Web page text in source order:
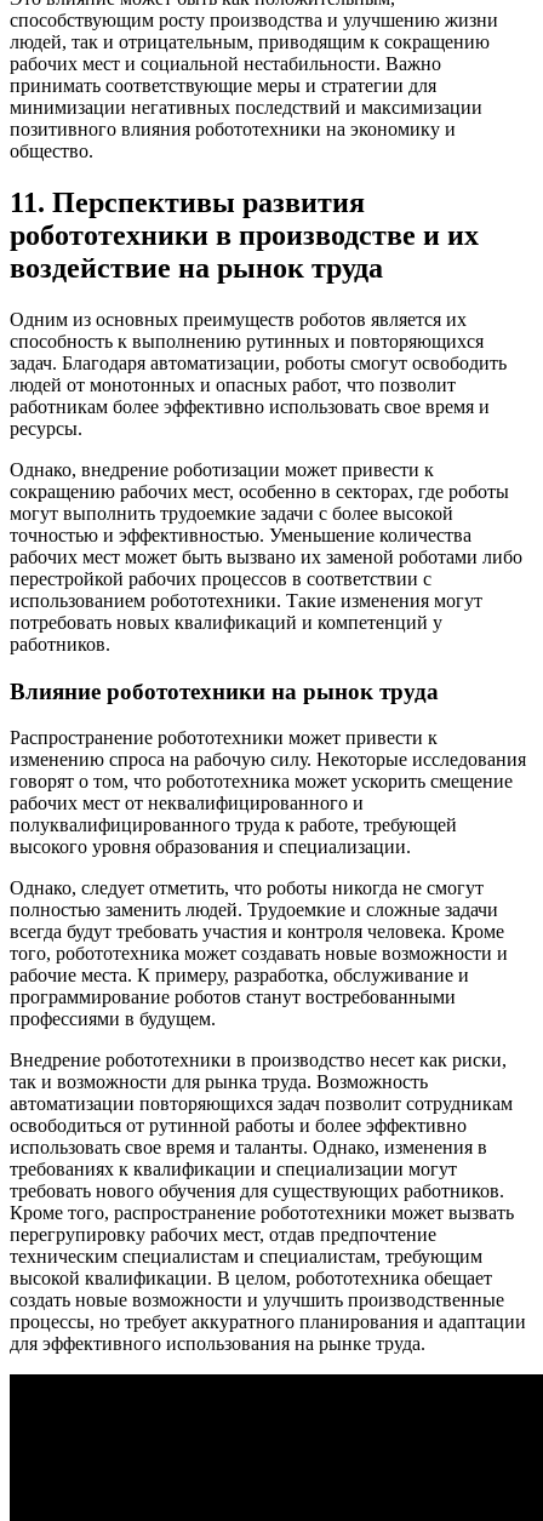
способствующим росту производства и улучшению жизни
людей, так и отрицательным, приводящим к сокращению
рабочих мест и социальной нестабильности. Важно
принимать соответствующие меры и стратегии для
минимизации негативных последствий и максимизации
позитивного влияния робототехники на экономику и
общество.
11. Перспективы развития
робототехники в производстве и их
воздействие на рынок труда
Одним из основных преимуществ роботов является их
способность к выполнению рутинных и повторяющихся
задач. Благодаря автоматизации, роботы смогут освободить
людей от монотонных и опасных работ, что позволит
работникам более эффективно использовать свое время и
ресурсы.
Однако, внедрение роботизации может привести к
сокращению рабочих мест, особенно в секторах, где роботы
могут выполнить трудоемкие задачи с более высокой
точностью и эффективностью. Уменьшение количества
рабочих мест может быть вызвано их заменой роботами либо
перестройкой рабочих процессов в соответствии с
использованием робототехники. Такие изменения могут
потребовать новых квалификаций и компетенций у
работников.
Влияние робототехники на рынок труда
Распространение робототехники может привести к
изменению спроса на рабочую силу. Некоторые исследования
говорят о том, что робототехника может ускорить смещение
рабочих мест от неквалифицированного и
полуквалифицированного труда к работе, требующей
высокого уровня образования и специализации.
Однако, следует отметить, что роботы никогда не смогут
полностью заменить людей. Трудоемкие и сложные задачи
всегда будут требовать участия и контроля человека. Кроме
того, робототехника может создавать новые возможности и
рабочие места. К примеру, разработка, обслуживание и
программирование роботов станут востребованными
профессиями в будущем.
Внедрение робототехники в производство несет как риски,
так и возможности для рынка труда. Возможность
автоматизации повторяющихся задач позволит сотрудникам
освободиться от рутинной работы и более эффективно
использовать свое время и таланты. Однако, изменения в
требованиях к квалификации и специализации могут
требовать нового обучения для существующих работников.
Кроме того, распространение робототехники может вызвать
перегрупировку рабочих мест, отдав предпочтение
техническим специалистам и специалистам, требующим
высокой квалификации. В целом, робототехника обещает
создать новые возможности и улучшить производственные
процессы, но требует аккуратного планирования и адаптации
для эффективного использования на рынке труда.